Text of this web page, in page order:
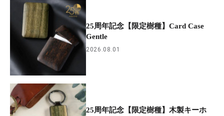
25周年記念【限定樹種】Card Case
Gentle
2026.08.01
25周年記念【限定樹種】木製キーホ